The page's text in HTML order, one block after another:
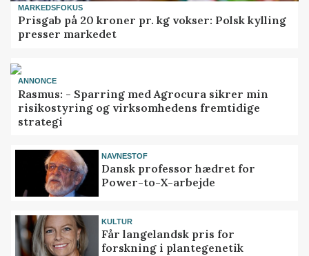
MARKEDSFOKUS
Prisgab på 20 kroner pr. kg vokser: Polsk kylling
presser markedet
ANNONCE
Rasmus: - Sparring med Agrocura sikrer min
risikostyring og virksomhedens fremtidige
strategi
NAVNESTOF
Dansk professor hædret for
Power-to-X-arbejde
KULTUR
Får langelandsk pris for
forskning i plantegenetik